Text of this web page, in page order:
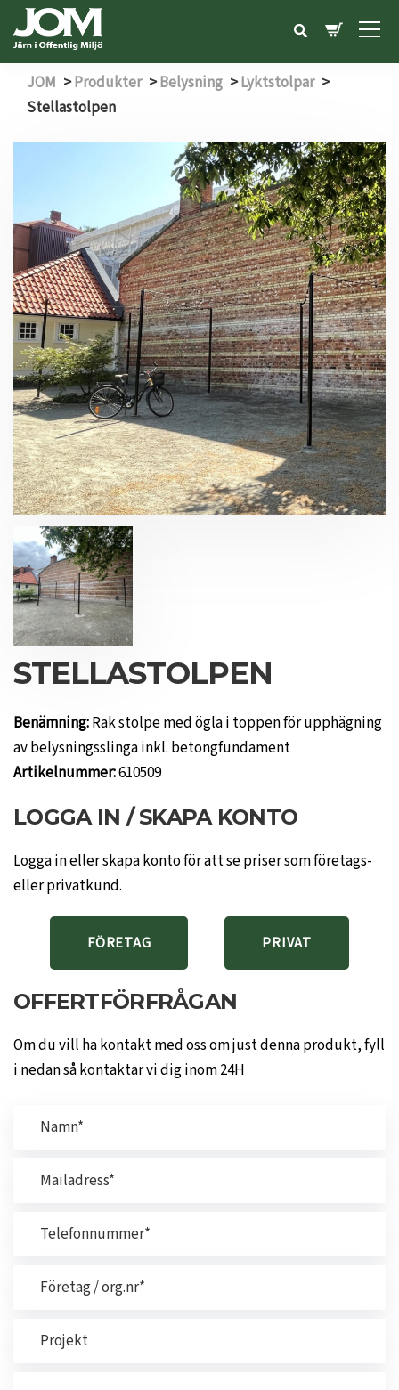
JOM >Produkter >Belysning >Lyktstolpar >
Stellastolpen
STELLASTOLPEN
Benämning:Rak stolpe med ögla i toppen för upphägning
av belysningsslinga inkl. betongfundament
Artikelnummer:610509
LOGGA IN / SKAPA KONTO
Logga in eller skapa konto för att se priser som företags-
eller privatkund.
FÖRETAG PRIVAT
OFFERTFÖRFRÅGAN
Om du vill ha kontakt med oss om just denna produkt, fyll
i nedan så kontaktar vi dig inom 24H